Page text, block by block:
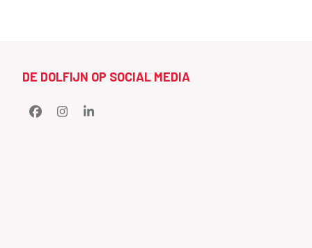
DE DOLFIJN OP SOCIAL MEDIA
FacebookInstagramLinkedIn